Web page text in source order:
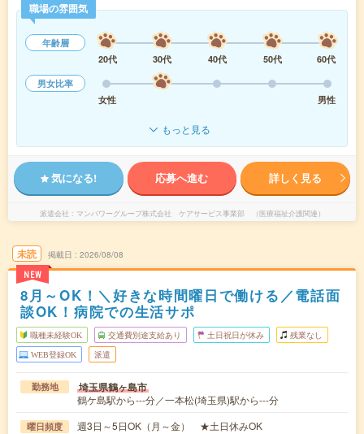
職場の雰囲気
年齢層
20代
30代 40代 50代
60代
男女比率
女性
男性
もっと見る
気になる! 応募へ進む 詳しく見る
派遣会社 マンパワーグループ株式会社 ケアサービス事業部 （医療福祉介護関連）
未読
NEW
掲載日 2026/08/08
8月～OK！＼好きな時間曜日で働ける／電話面
談OK！病院での生活サポ
職種未経験OK 交通費別途支給あり 土日祝日が休み 残業なし
WEB登録OK 派遣
勤務地 埼玉県鶴ヶ島市
鶴ケ島駅から---分／一本松(埼玉県)駅から---分
曜日頻度 週3日～5日OK（月～金） ★土日休みOK